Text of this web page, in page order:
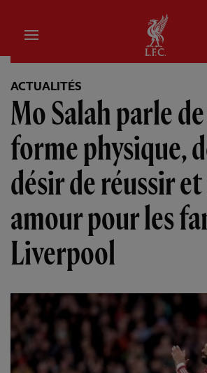
Domicile
ACTUALITÉS
Mo Salah parle
forme physique,
désir de réussir
amour pour les
Liverpool